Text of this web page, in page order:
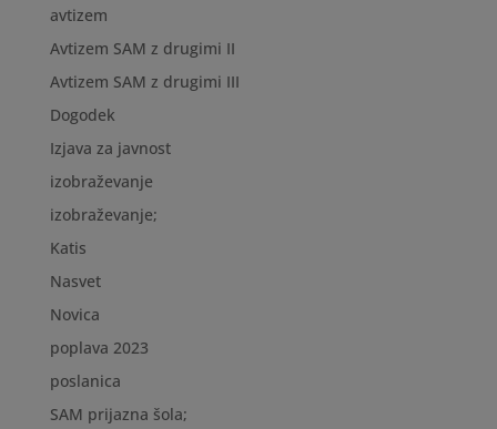
avtizem
Avtizem SAM z drugimi II
Avtizem SAM z drugimi III
Dogodek
Izjava za javnost
izobraževanje
izobraževanje;
Katis
Nasvet
Novica
poplava 2023
poslanica
SAM prijazna šola;